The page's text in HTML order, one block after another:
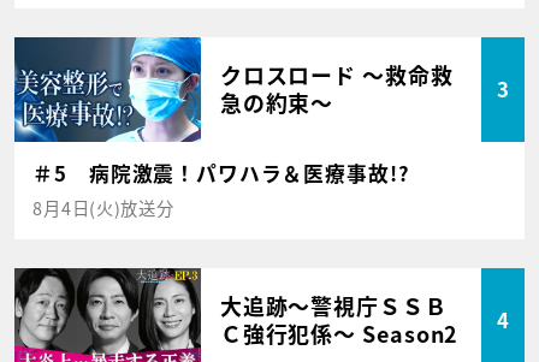
クロスロード ～救命救
急の約束～
3
＃5 病院激震！パワハラ＆医療事故!?
8月4日(火)放送分
大追跡～警視庁ＳＳＢ
Ｃ強行犯係～ Season2
4